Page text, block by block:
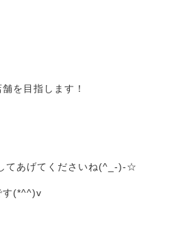
を目指します！
てあげてくださいね(^_-)-☆
す(*^^)v